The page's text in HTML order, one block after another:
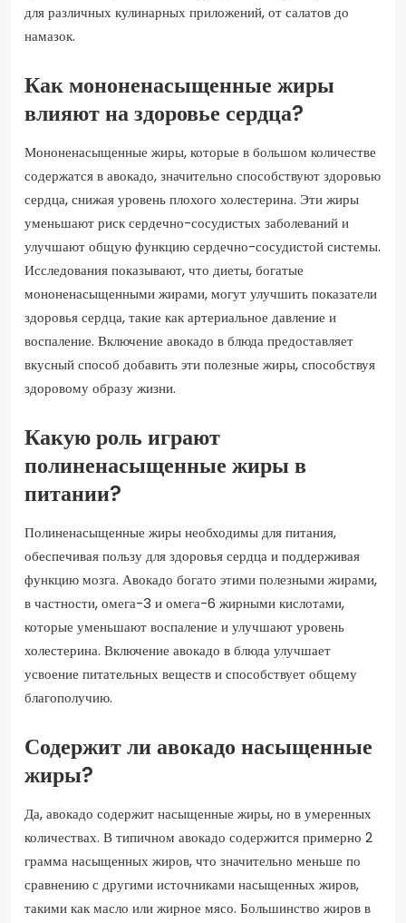
для различных кулинарных приложений, от салатов до
намазок.
Как мононенасыщенные жиры
влияют на здоровье сердца?
Мононенасыщенные жиры, которые в большом количестве
содержатся в авокадо, значительно способствуют здоровью
сердца, снижая уровень плохого холестерина. Эти жиры
уменьшают риск сердечно-сосудистых заболеваний и
улучшают общую функцию сердечно-сосудистой системы.
Исследования показывают, что диеты, богатые
мононенасыщенными жирами, могут улучшить показатели
здоровья сердца, такие как артериальное давление и
воспаление. Включение авокадо в блюда предоставляет
вкусный способ добавить эти полезные жиры, способствуя
здоровому образу жизни.
Какую роль играют
полиненасыщенные жиры в
питании?
Полиненасыщенные жиры необходимы для питания,
обеспечивая пользу для здоровья сердца и поддерживая
функцию мозга. Авокадо богато этими полезными жирами,
в частности, омега-3 и омега-6 жирными кислотами,
которые уменьшают воспаление и улучшают уровень
холестерина. Включение авокадо в блюда улучшает
усвоение питательных веществ и способствует общему
благополучию.
Содержит ли авокадо насыщенные
жиры?
Да, авокадо содержит насыщенные жиры, но в умеренных
количествах. В типичном авокадо содержится примерно 2
грамма насыщенных жиров, что значительно меньше по
сравнению с другими источниками насыщенных жиров,
такими как масло или жирное мясо. Большинство жиров в